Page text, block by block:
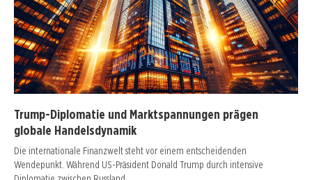
Trump-Diplomatie und Marktspannungen prägen
globale Handelsdynamik
Die internationale Finanzwelt steht vor einem entscheidenden
Wendepunkt. Während US-Präsident Donald Trump durch intensive